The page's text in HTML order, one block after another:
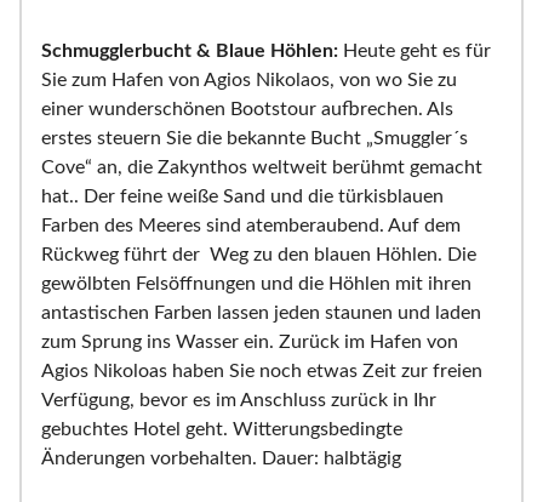
Schmugglerbucht & Blaue Höhlen: Heute geht es für
Sie zum Hafen von Agios Nikolaos, von wo Sie zu
einer wunderschönen Bootstour aufbrechen. Als
erstes steuern Sie die bekannte Bucht „Smuggler´s
Cove“ an, die Zakynthos weltweit berühmt gemacht
hat.. Der feine weiße Sand und die türkisblauen
Farben des Meeres sind atemberaubend. Auf dem
Rückweg führt der Weg zu den blauen Höhlen. Die
gewölbten Felsöffnungen und die Höhlen mit ihren
antastischen Farben lassen jeden staunen und laden
zum Sprung ins Wasser ein. Zurück im Hafen von
Agios Nikoloas haben Sie noch etwas Zeit zur freien
Verfügung, bevor es im Anschluss zurück in Ihr
gebuchtes Hotel geht. Witterungsbedingte
Änderungen vorbehalten. Dauer: halbtägig